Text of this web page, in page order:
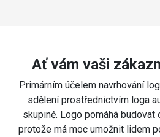
Ať vám vaši
Primárním účelem navrhování
sdělení prostřednictvím loga
skupině. Logo pomáhá
protože má moc umožnit lidem